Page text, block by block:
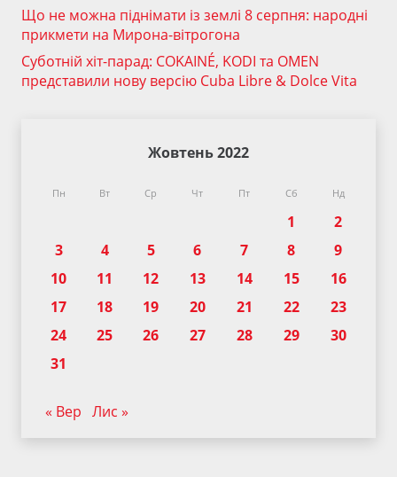
Що не можна піднімати із землі 8 серпня: народні
прикмети на Мирона-вітрогона
Суботній хіт-парад: COKAINÉ, KODI та OMEN
представили нову версію Cuba Libre & Dolce Vita
Жовтень 2022
Пн Вт Ср Чт Пт Сб Нд
1
2
3
4 5 6 7 8
9
10
11 12 13 14 15
16
17
18 19 20 21 22
23
24
25 26 27 28 29
30
31
« Вер Лис »